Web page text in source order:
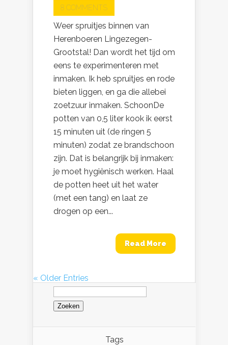
8 COMMENTS
Weer spruitjes binnen van
Herenboeren Lingezegen-
Grootstal! Dan wordt het tijd om
eens te experimenteren met
inmaken. Ik heb spruitjes en rode
bieten liggen, en ga die allebei
zoetzuur inmaken. SchoonDe
potten van 0,5 liter kook ik eerst
15 minuten uit (de ringen 5
minuten) zodat ze brandschoon
zijn. Dat is belangrijk bij inmaken:
je moet hygiënisch werken. Haal
de potten heet uit het water
(met een tang) en laat ze
drogen op een...
Read More
« Older Entries
Zoeken
naar:
Tags